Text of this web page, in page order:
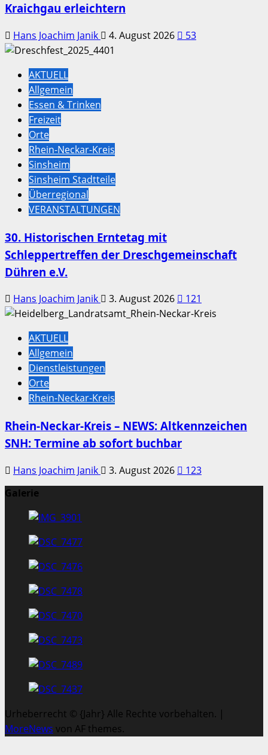
Kraichgau erleichtern
Hans Joachim Janik 4. August 2026 53
AKTUELL
Allgemein
Essen & Trinken
Freizeit
Orte
Rhein-Neckar-Kreis
Sinsheim
Sinsheim Stadtteile
Überregional
VERANSTALTUNGEN
30. Historischen Erntetag mit
Schleppertreffen der Dreschgemeinschaft
Dühren e.V.
Hans Joachim Janik 3. August 2026 121
AKTUELL
Allgemein
Dienstleistungen
Orte
Rhein-Neckar-Kreis
Rhein-Neckar-Kreis – NEWS: Altkennzeichen
SNH: Termine ab sofort buchbar
Hans Joachim Janik 3. August 2026
123
Galerie
Urheberrecht © {Jahr} Alle Rechte vorbehalten. |
MoreNews von AF themes.